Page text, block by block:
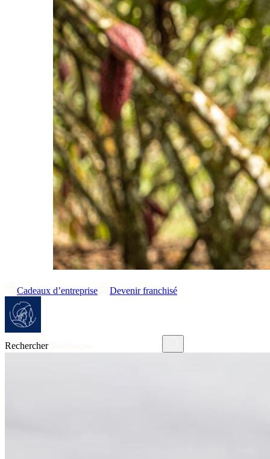
Cadeaux d’entreprise Devenir franchisé
Rechercher